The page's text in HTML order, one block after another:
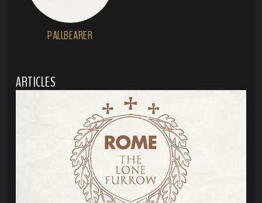
PALLBEARER
ARTICLES